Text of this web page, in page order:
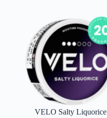
VELO Salty Liquorice